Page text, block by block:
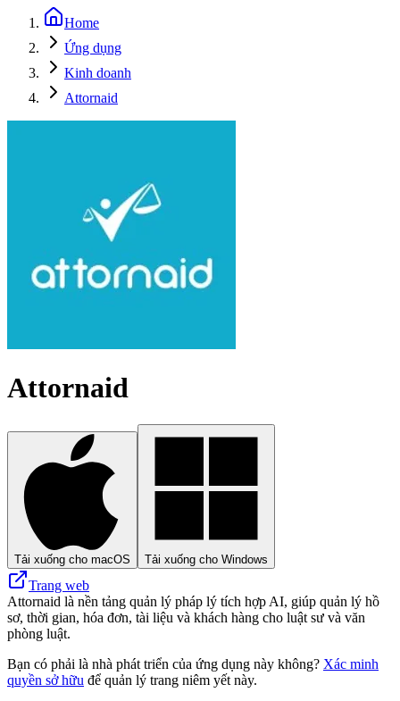
Home
Ứng dụng
Kinh doanh
Attornaid
Attornaid
Tải xuống cho macOS Tải xuống cho Windows
Trang web
Attornaid là nền tảng quản lý pháp lý tích hợp AI, giúp quản lý hồ
sơ, thời gian, hóa đơn, tài liệu và khách hàng cho luật sư và văn
phòng luật.
Bạn có phải là nhà phát triển của ứng dụng này không? Xác minh
quyền sở hữu để quản lý trang niêm yết này.